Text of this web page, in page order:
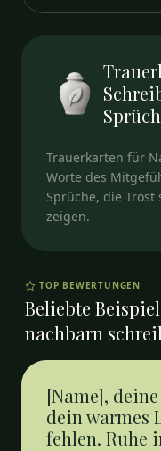
Trauerkarten für
Worte des
Sprüche, die
zeigen.
TOP BEWERTUNGEN
Beliebte
nachbarn
[Name],
dein warmes
fehlen. Ruhe